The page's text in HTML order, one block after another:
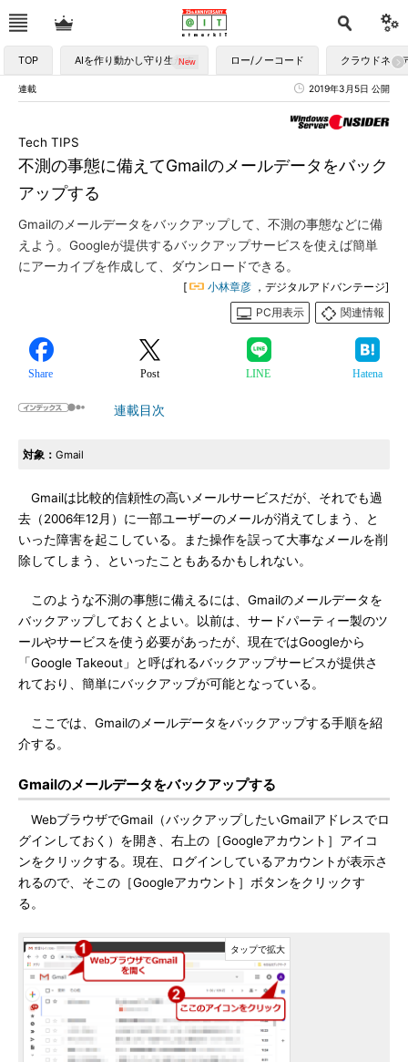
TOP AIを作り動かし守り生かす ロー/ノーコード クラウドネイ
連載 2019年3月5日 公開
不測の事態に備えてGmailのメールデータをバック
アップする
Tech TIPS
Gmailのメールデータをバックアップして、不測の事態などに備
えよう。Googleが提供するバックアップサービスを使えば簡単
にアーカイブを作成して、ダウンロードできる。
[ 小林章彦 ，デジタルアドバンテージ]
PC用表示
関連情報
Share Post LINE Hatena
連載目次
対象： Gmail
Gmailは比較的信頼性の高いメールサービスだが、それでも過
去（2006年12月）に一部ユーザーのメールが消えてしまう、と
いった障害を起こしている。また操作を誤って大事なメールを削
除してしまう、といったこともあるかもしれない。
このような不測の事態に備えるには、Gmailのメールデータを
バックアップしておくとよい。以前は、サードパーティー製のツ
ールやサービスを使う必要があったが、現在ではGoogleから
「Google Takeout」と呼ばれるバックアップサービスが提供さ
れており、簡単にバックアップが可能となっている。
ここでは、Gmailのメールデータをバックアップする手順を紹
介する。
Gmailのメールデータをバックアップする
WebブラウザでGmail（バックアップしたいGmailアドレスでロ
グインしておく）を開き、右上の［Googleアカウント］アイコ
ンをクリックする。現在、ログインしているアカウントが表示さ
れるので、そこの［Googleアカウント］ボタンをクリックす
る。